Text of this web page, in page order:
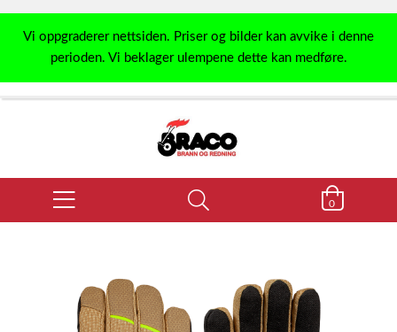
Vi oppgraderer nettsiden. Priser og bilder kan avvike i denne
perioden. Vi beklager ulempene dette kan medføre.
0